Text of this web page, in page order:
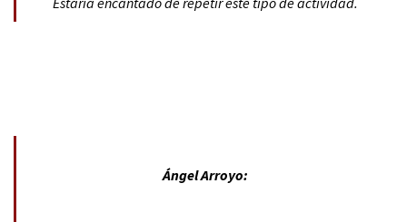
Ángel Arroyo: